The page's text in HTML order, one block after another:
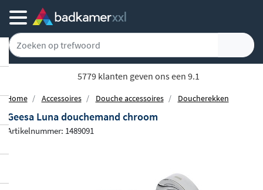
Achteraf of gespreid betalen
Home Accessoires Douche accessoires Doucherekken
Geesa Luna douchemand chroom
Artikelnummer: 1489091